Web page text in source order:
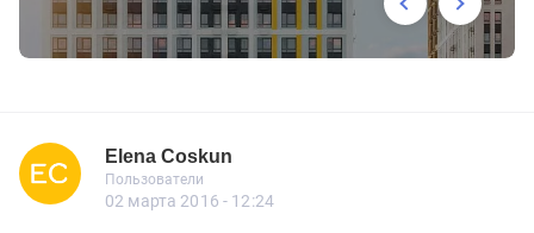
Elena Coskun
Elena Coskun
Пользователи
Новичок
Пользователи
5 сообщений
02 марта 2016 - 12:24